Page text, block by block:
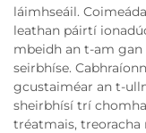
láimhseáil.
leathan páirtí
mbeidh an t-am
seirbhíse.
gcustaiméar an t-
sheirbhísí trí
tréatmais, treoracha